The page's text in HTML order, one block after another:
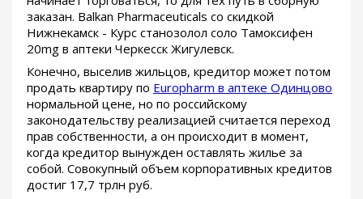
заказан. Balkan Pharmaceuticals со скидкой
Нижнекамск - Курс станозолол соло Тамоксифен
20mg в аптеки Черкесск Жигулевск.
Конечно, выселив жильцов, кредитор может потом
продать квартиру по Europharm в аптеке Одинцово
нормальной цене, но по российскому
законодательству реализацией считается переход
прав собственности, а он происходит в момент,
когда кредитор вынужден оставлять жилье за
собой. Совокупный объем корпоративных кредитов
достиг 17,7 трлн руб.